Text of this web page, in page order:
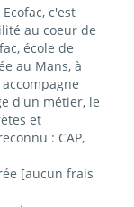
c'est
au coeur de
école de
au Mans, à
d'un métier, le
et
: CAP,
[aucun frais